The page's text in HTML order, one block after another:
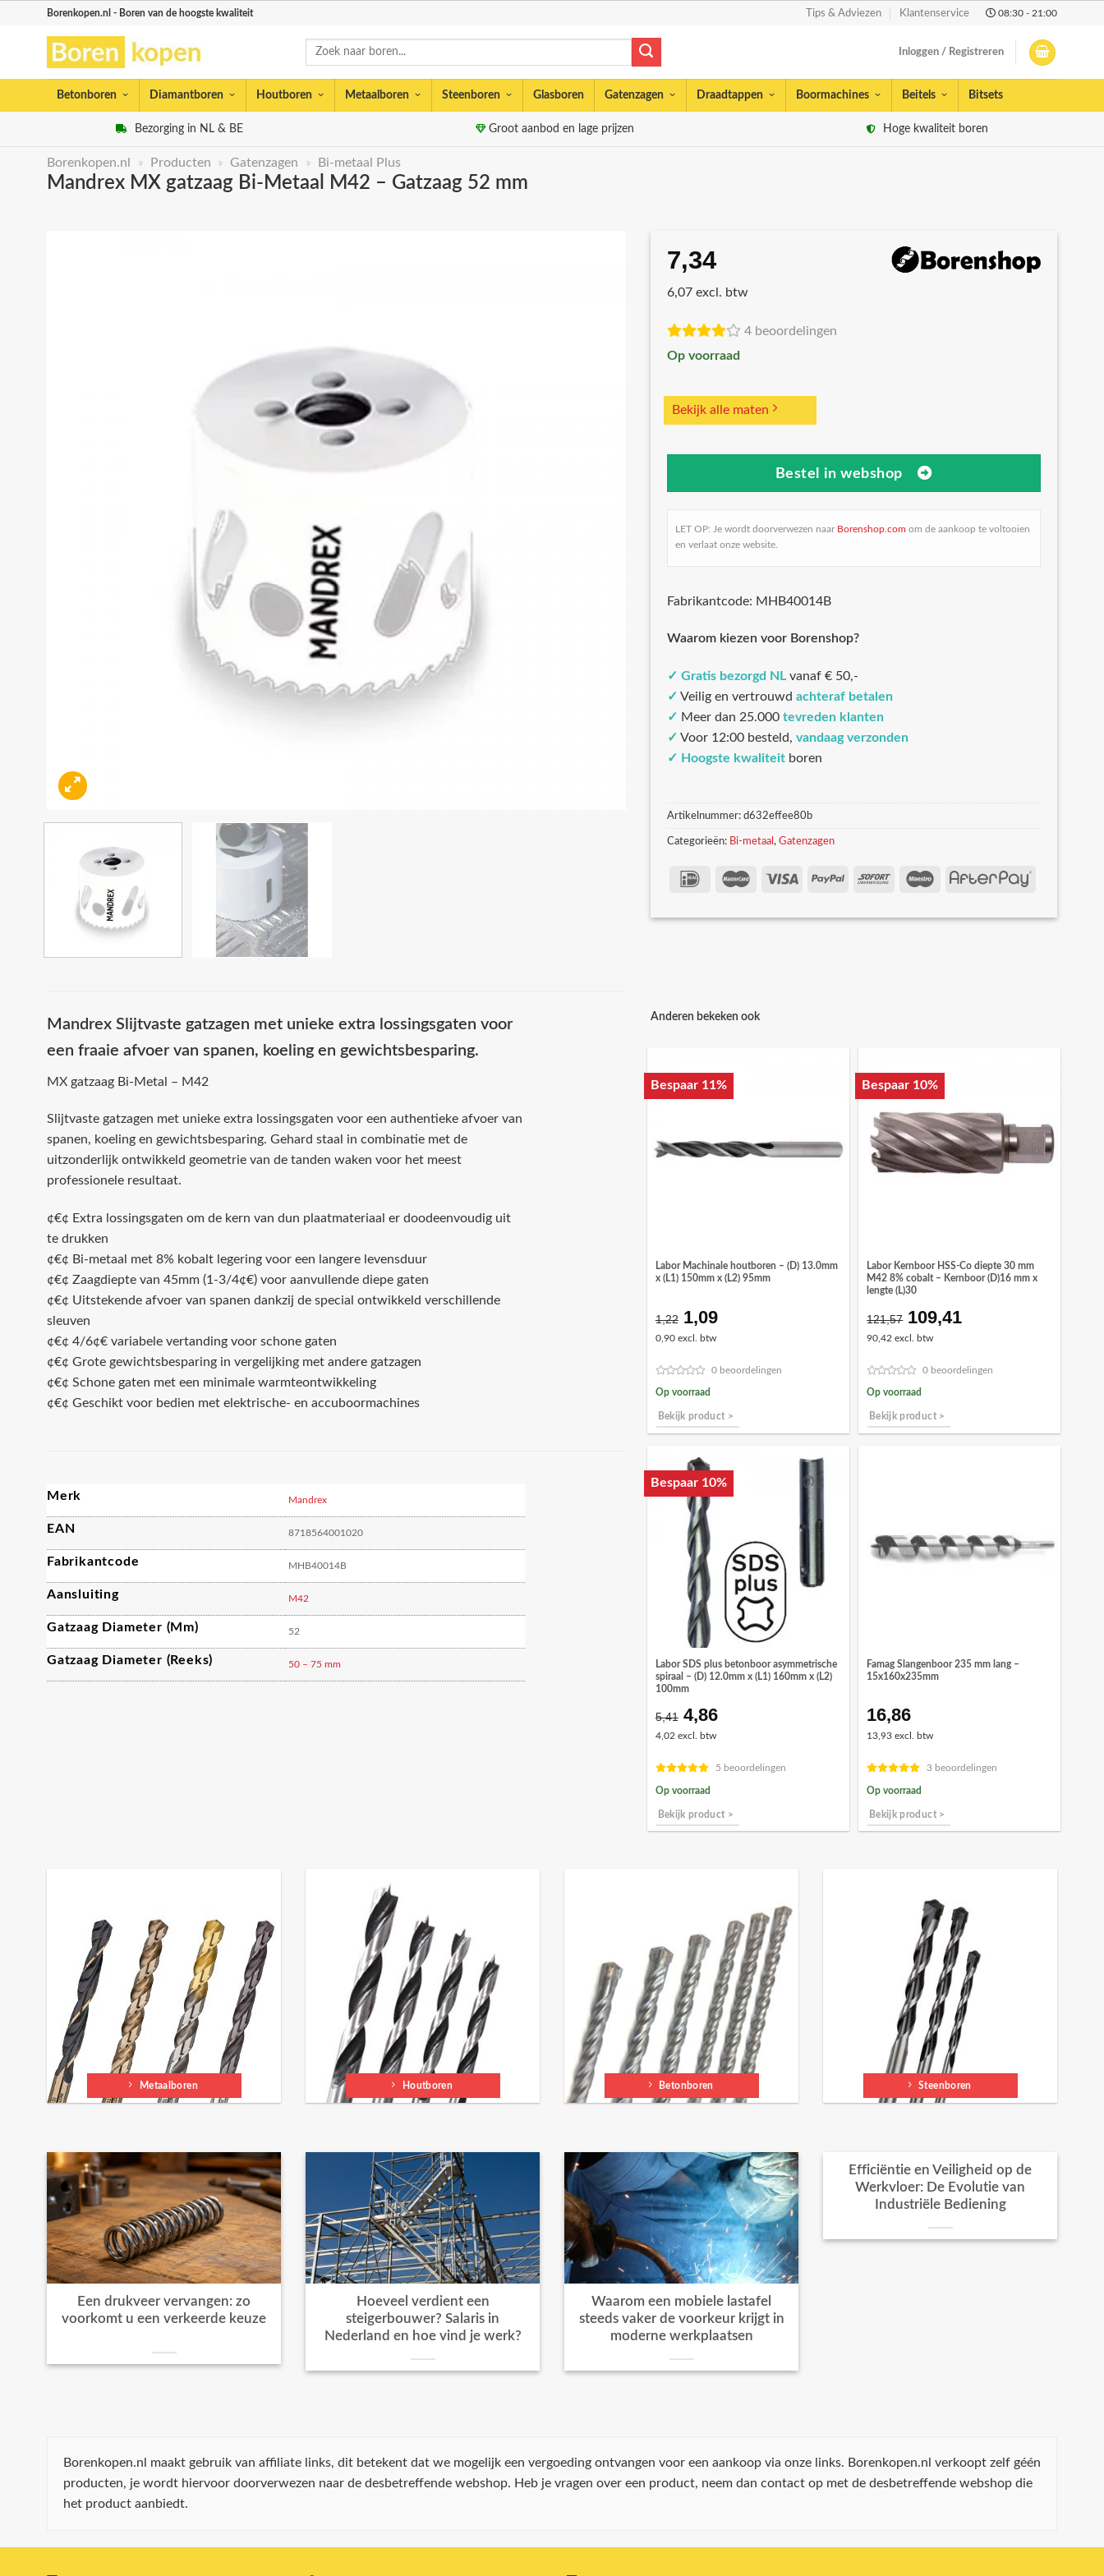
Borenkopen.nl - Boren van de hoogste kwaliteit Tips & Adviezen Klantenservice 08:30 - 21:00
Zoeken
Inloggen / Registreren
Betonboren Diamantboren Houtboren Metaalboren Steenboren Glasboren Gatenzagen Draadtappen Boormachines Beitels Bitsets
Bezorging in NL & BE Groot aanbod en lage prijzen Hoge kwaliteit boren
Borenkopen.nl » Producten » Gatenzagen » Bi-metaal Plus
Mandrex MX gatzaag Bi-Metaal M42 – Gatzaag 52 mm
7,34
6,07 excl. btw
4 beoordelingen
Op voorraad
Bekijk alle maten
Bestel in webshop
LET OP: Je wordt doorverwezen naar Borenshop.com om de aankoop te voltooien
en verlaat onze website.
Fabrikantcode: MHB40014B
Waarom kiezen voor Borenshop?
✓ Gratis bezorgd NL vanaf € 50,-
✓ Veilig en vertrouwd achteraf betalen
✓ Meer dan 25.000 tevreden klanten
✓ Voor 12:00 besteld, vandaag verzonden
✓ Hoogste kwaliteit boren
Artikelnummer: d632effee80b
Categorieën: Bi-metaal , Gatenzagen
Mandrex Slijtvaste gatzagen met unieke extra lossingsgaten voor
een fraaie afvoer van spanen, koeling en gewichtsbesparing.
MX gatzaag Bi-Metal – M42
Slijtvaste gatzagen met unieke extra lossingsgaten voor een authentieke afvoer van
spanen, koeling en gewichtsbesparing. Gehard staal in combinatie met de
uitzonderlijk ontwikkeld geometrie van de tanden waken voor het meest
professionele resultaat.
¢€¢ Extra lossingsgaten om de kern van dun plaatmateriaal er doodeenvoudig uit
te drukken
¢€¢ Bi-metaal met 8% kobalt legering voor een langere levensduur
¢€¢ Zaagdiepte van 45mm (1-3/4¢€) voor aanvullende diepe gaten
¢€¢ Uitstekende afvoer van spanen dankzij de special ontwikkeld verschillende
sleuven
¢€¢ 4/6¢€ variabele vertanding voor schone gaten
¢€¢ Grote gewichtsbesparing in vergelijking met andere gatzagen
¢€¢ Schone gaten met een minimale warmteontwikkeling
¢€¢ Geschikt voor bedien met elektrische- en accuboormachines
Merk Mandrex
EAN 8718564001020
Fabrikantcode MHB40014B
Aansluiting M42
Gatzaag Diameter (mm) 52
Gatzaag Diameter (reeks) 50 – 75 mm
Anderen bekeken ook
Bespaar 11%
Labor Machinale houtboren – (D) 13.0mm
x (L1) 150mm x (L2) 95mm
1,22 Oorspronkelijke
prijs
€1,22.
1,09Huidige
€1,09.
0,90 excl. btw
0 beoordelingen
Op voorraad
Bekijk product >
Bespaar 10%
Labor Kernboor HSS-Co diepte 30 mm
M42 8% cobalt – Kernboor (D)16 mm x
lengte (L)30
121,57 Oorspronkelijke
prijs
€121,57.
109,41
€109,41.
90,42 excl. btw
0 beoordelingen
Op voorraad
Bekijk product >
Bespaar 10%
Labor SDS plus betonboor asymmetrische
spiraal – (D) 12.0mm x (L1) 160mm x (L2)
100mm
5,41 Oorspronkelijke
prijs
€5,41.
4,86Huidige
€4,86.
4,02 excl. btw
5 beoordelingen
Op voorraad
Bekijk product >
Famag Slangenboor 235 mm lang –
15x160x235mm
16,86
13,93 excl. btw
3 beoordelingen
Op voorraad
Bekijk product >
Metaalboren Houtboren Betonboren Steenboren
Een drukveer vervangen: zo
voorkomt u een verkeerde keuze
Hoeveel verdient een
steigerbouwer? Salaris in
Nederland en hoe vind je werk?
Waarom een mobiele lastafel
steeds vaker de voorkeur krijgt in
moderne werkplaatsen
Efficiëntie en Veiligheid op de
Werkvloer: De Evolutie van
Industriële Bediening
Borenkopen.nl maakt gebruik van affiliate links, dit betekent dat we mogelijk een vergoeding ontvangen voor een aankoop via onze links. Borenkopen.nl verkoopt zelf géén
producten, je wordt hiervoor doorverwezen naar de desbetreffende webshop. Heb je vragen over een product, neem dan contact op met de desbetreffende webshop die
het product aanbiedt.